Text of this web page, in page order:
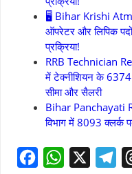
🖥 Bihar Krishi
ऑपरेटर और लिपिक
प्रक्रिया!
RRB Technician
में टेक्नीशियन के 6374
सीमा और सैलरी
Bihar Panchayati
विभाग में 8093 क्लर्क